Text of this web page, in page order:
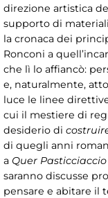
direzione artistica
supporto di
la cronaca dei
Ronconi a
che lì lo affiancò:
e, naturalmente,
luce le linee
cui il mestiere di
desiderio di
di quegli anni
a Quer
saranno discusse
pensare e abitare il